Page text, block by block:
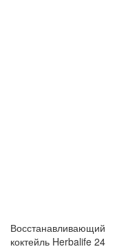
Восстанавливающий
коктейль Herbalife 24